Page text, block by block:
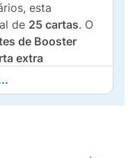
esta
de 25 cartas. O
de Booster
extra
de
na
Pokémon,